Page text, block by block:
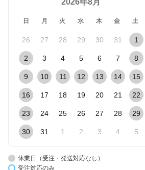
2026年8月
日 月 火 水 木 金 土
26 27 28 29 30 31 1
2 3 4 5 6 7 8
9 10 11 12 13 14 15
16 17 18 19 20 21 22
23 24 25 26 27 28 29
30 31 1 2 3 4 5
休業日（受注・発送対応なし）
受注対応のみ